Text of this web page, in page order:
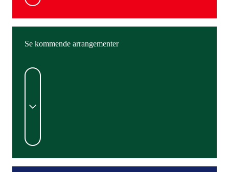
Se kommende arrangementer